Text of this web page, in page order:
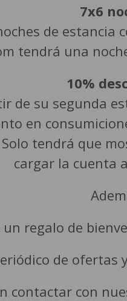
7x6
de
tendrá una
10%
de su segunda
en
tendrá que
cargar la cuenta
un regalo de
de ofertas
contactar con